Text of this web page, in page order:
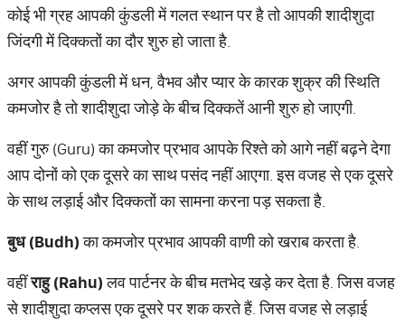
कोई भी ग्रह आपकी कुंडली में गलत स्थान पर है तो आपकी शादीशुदा
जिंदगी में दिक्कतों का दौर शुरु हो जाता है.
अगर आपकी कुंडली में धन, वैभव और प्यार के कारक शुक्र की स्थिति
कमजोर है तो शादीशुदा जोड़े के बीच दिक्कतें आनी शुरु हो जाएगी.
वहीं गुरु (Guru) का कमजोर प्रभाव आपके रिश्ते को आगे नहीं बढ़ने देगा
आप दोनों को एक दूसरे का साथ पसंद नहीं आएगा. इस वजह से एक दूसरे
के साथ लड़ाई और दिक्कतों का सामना करना पड़ सकता है.
बुध(Budh)का कमजोर प्रभाव आपकी वाणी को खराब करता है.
वहींराहु(Rahu)लव पार्टनर के बीच मतभेद खड़े कर देता है. जिस वजह
से शादीशुदा कप्लस एक दूसरे पर शक करते हैं. जिस वजह से लड़ाई